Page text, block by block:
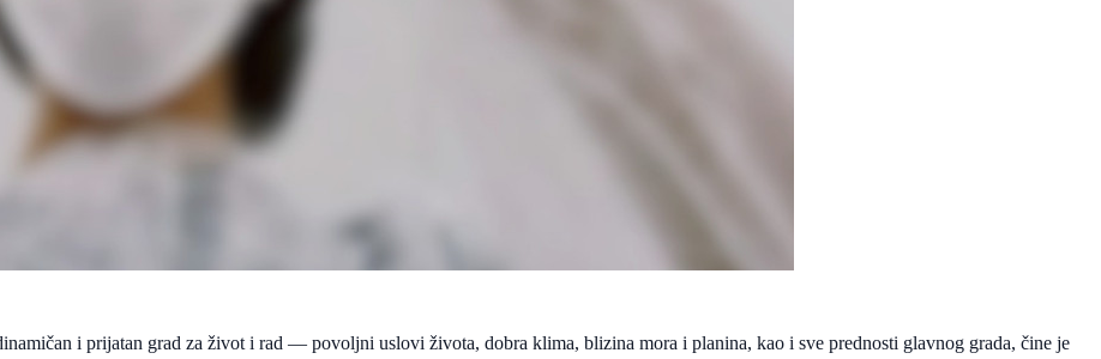
i prijatan grad za život i rad — povoljni uslovi života, dobra klima, blizina mora i planina, kao i sve prednosti glavnog grada, čine je